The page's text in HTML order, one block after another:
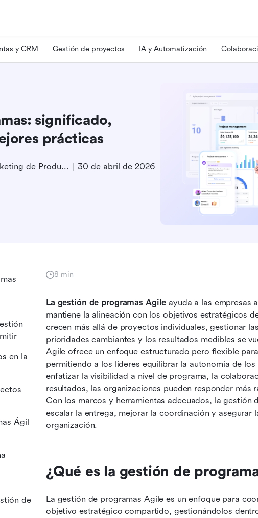
y CRM Gestión de proyectos IA y Automatización
significado,
prácticas
Especialista en Marketing de Producto 30 de abril de 2026
8 min
La gestión de programas Agile ayuda a las empresas
mantiene la alineación con los objetivos estratégicos
crecen más allá de proyectos individuales, gestionar
prioridades cambiantes y los resultados medibles se
Agile ofrece un enfoque estructurado pero flexible
permitiendo a los líderes equilibrar la autonomía de
enfatizar la visibilidad a nivel de programa, la
resultados, las organizaciones pueden responder
Con los marcos y herramientas adecuados, la gestión
escalar la entrega, mejorar la coordinación y asegurar
organización.
¿Qué es la gestión de
La gestión de programas Agile es un enfoque para
objetivo estratégico compartido, gestionándolos
en la
Ágil
de